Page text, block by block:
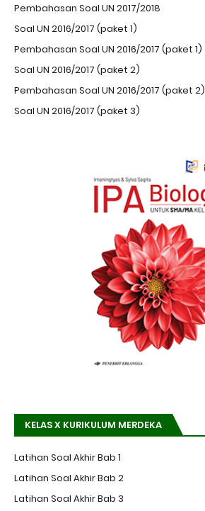
Pembahasan Soal UN 2017/2018
Soal UN 2016/2017 (paket 1)
Pembahasan Soal UN 2016/2017 (paket 1)
Soal UN 2016/2017 (paket 2)
Pembahasan Soal UN 2016/2017 (paket 2)
Soal UN 2016/2017 (paket 3)
KELAS X KURIKULUM MERDEKA
Latihan Soal Akhir Bab 1
Latihan Soal Akhir Bab 2
Latihan Soal Akhir Bab 3